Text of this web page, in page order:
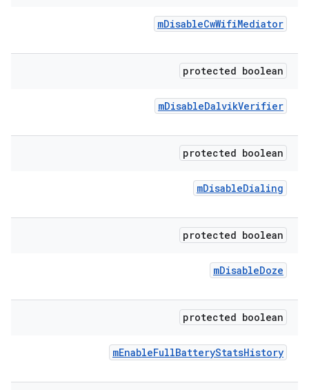
mDisableCwWifiMediator
protected boolean
mDisableDalvikVerifier
protected boolean
mDisableDialing
protected boolean
mDisableDoze
protected boolean
mEnableFullBatteryStatsHistory